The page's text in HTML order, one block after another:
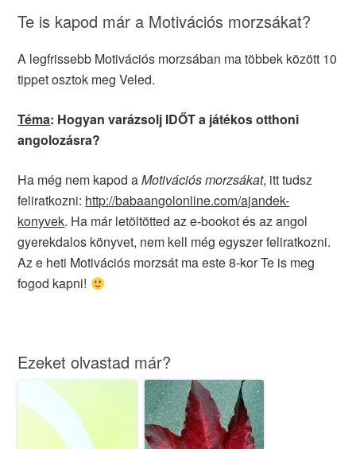
Te is kapod már a Motivációs morzsákat?
A legfrissebb Motivációs morzsában ma többek között 10
tippet osztok meg Veled.
Téma: Hogyan varázsolj IDŐT a játékos otthoni
angolozásra?
Ha még nem kapod aMotivációs morzsákat, itt tudsz
feliratkozni: http://babaangolonline.com/ajandek-
konyvek. Ha már letöltötted az e-bookot és az angol
gyerekdalos könyvet, nem kell még egyszer feliratkozni.
Az e heti Motivációs morzsát ma este 8-kor Te is meg
fogod kapni!
Ezeket olvastad már?